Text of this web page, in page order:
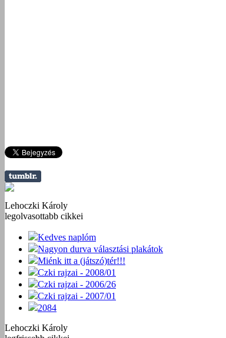
Lehoczki Károly
legolvasottabb cikkei
Kedves naplóm
Nagyon durva választási plakátok
Miénk itt a (játszó)tér!!!
Czki rajzai - 2008/01
Czki rajzai - 2006/26
Czki rajzai - 2007/01
2084
Lehoczki Károly